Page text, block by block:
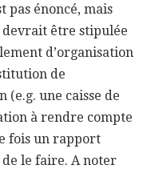
pas énoncé, mais
devrait être stipulée
d’organisation
de
(e.g. une caisse de
à rendre compte
fois un rapport
le faire. A noter